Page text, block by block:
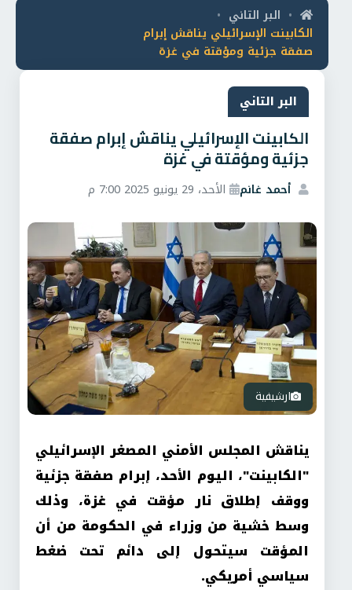
• البر التاني •
الكابينت الإسرائيلي يناقش إبرام
صفقة جزئية ومؤقتة في غزة
البر التاني
الكابينت الإسرائيلي يناقش إبرام صفقة
جزئية ومؤقتة في غزة
أحمد غانم الأحد، 29 يونيو 2025 7:00 م
ارشيفية
يناقش المجلس الأمني المصغر الإسرائيلي
"الكابينت"، اليوم الأحد، إبرام صفقة جزئية
ووقف إطلاق نار مؤقت في غزة، وذلك
وسط خشية من وزراء في الحكومة من أن
المؤقت سيتحول إلى دائم تحت ضغط
سياسي أمريكي.